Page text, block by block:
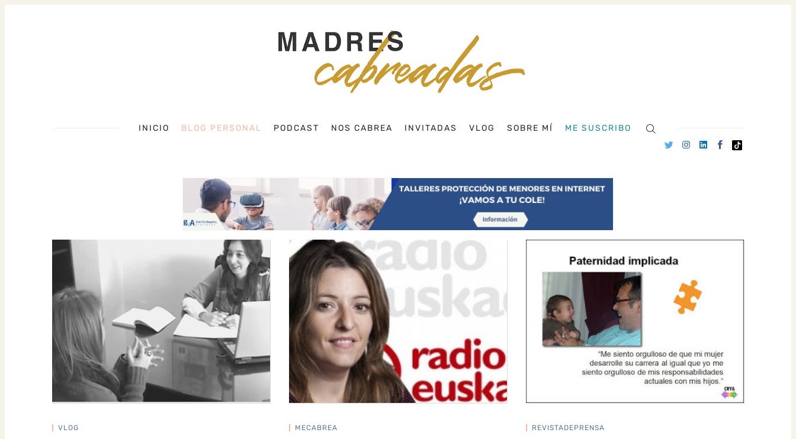
INICIO BLOG PERSONAL PODCAST NOS CABREA INVITADAS VLOG SOBRE MÍ ME SUSCRIBO
Buscar
VLOG MECABREA REVISTADEPRENSA